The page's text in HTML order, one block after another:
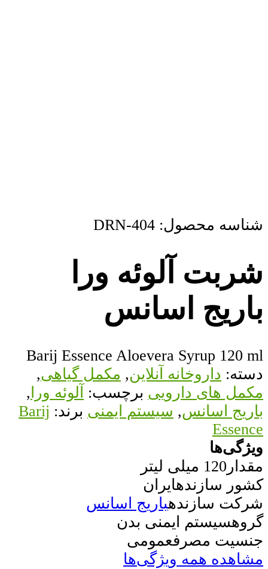
شناسه محصول: DRN-404
شربت آلوئه ورا
باریج اسانس
Barij Essence Aloevera Syrup 120 ml
دسته: داروخانه آنلاین, مکمل گیاهی,
مکمل های دارویی برچسب: آلوئه ورا ,
باریج اسانس, سیستم ایمنی برند: Barij
Essence
ویژگی‌ها
مقدار 120 میلی لیتر
کشور سازندهایران
شرکت سازندهباریج اسانس
گروهسیستم ایمنی بدن
جنسیت مصرفعمومی
مشاهده همه ویژگی‌ها